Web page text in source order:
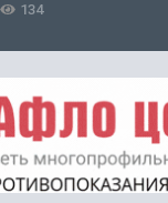
134